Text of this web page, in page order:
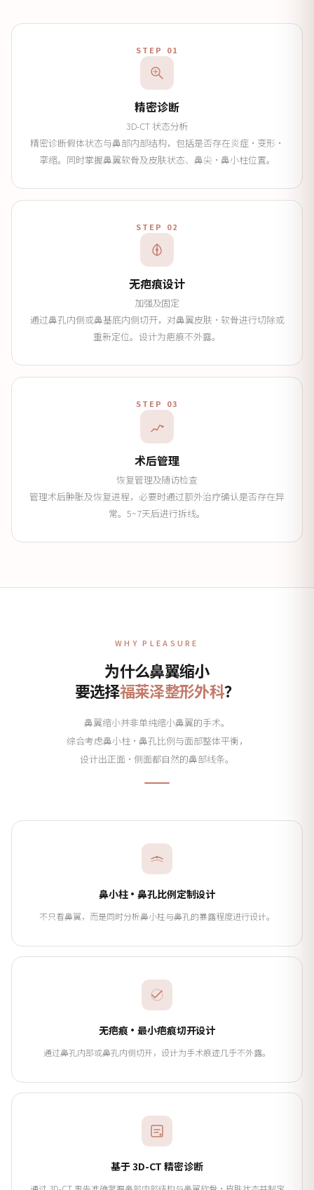
STEP 01
精密诊断
3D-CT 状态分析
精密诊断假体状态与鼻部内部结构，包括是否存在炎症·变形·
挛缩。同时掌握鼻翼软骨及皮肤状态、鼻尖·鼻小柱位置。
STEP 02
无疤痕设计
加强及固定
通过鼻孔内侧或鼻基底内侧切开，对鼻翼皮肤·软骨进行切除或
重新定位。设计为疤痕不外露。
STEP 03
术后管理
恢复管理及随访检查
管理术后肿胀及恢复进程，必要时通过额外治疗确认是否存在异
常。5~7天后进行拆线。
WHY PLEASURE
为什么鼻翼缩小
要选择福莱泽整形外科？
鼻翼缩小并非单纯缩小鼻翼的手术。
综合考虑鼻小柱·鼻孔比例与面部整体平衡，
设计出正面·侧面都自然的鼻部线条。
鼻小柱·鼻孔比例定制设计
不只看鼻翼，而是同时分析鼻小柱与鼻孔的暴露程度进行设计。
无疤痕·最小疤痕切开设计
通过鼻孔内部或鼻孔内侧切开，设计为手术痕迹几乎不外露。
基于 3D-CT 精密诊断